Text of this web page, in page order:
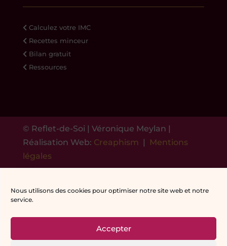
Nous utilisons des cookies pour optimiser notre site web et notre
service.
Accepter
Calculez votre IMC
Recettes minceur
Bilan gratuit
Ressources
© Reflet-de-Soi | Véronique Meylan |
Réalisation Web: Creaphism
Mentions
légales